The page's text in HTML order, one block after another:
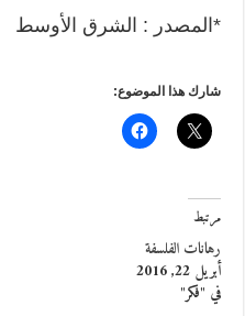
*المصدر : الشرق الأوسط
شارك هذا الموضوع:
مرتبط
رهانات الفلسفة
أبريل 22, 2016
في "فكر"